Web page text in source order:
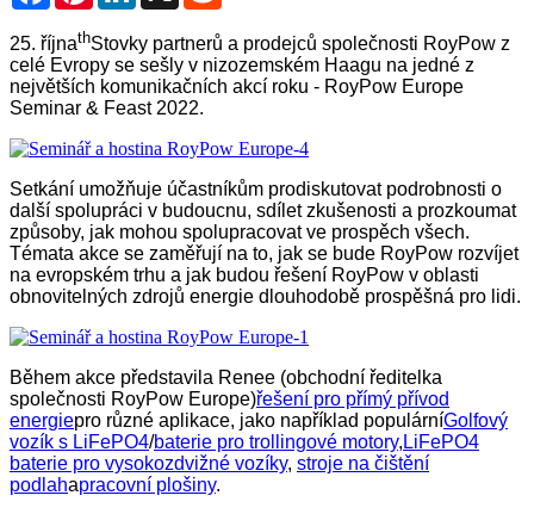
25. říjnathStovky partnerů a prodejců společnosti RoyPow z
celé Evropy se sešly v nizozemském Haagu na jedné z
největších komunikačních akcí roku - RoyPow Europe
Seminar & Feast 2022.
Setkání umožňuje účastníkům prodiskutovat podrobnosti o
další spolupráci v budoucnu, sdílet zkušenosti a prozkoumat
způsoby, jak mohou spolupracovat ve prospěch všech.
Témata akce se zaměřují na to, jak se bude RoyPow rozvíjet
na evropském trhu a jak budou řešení RoyPow v oblasti
obnovitelných zdrojů energie dlouhodobě prospěšná pro lidi.
Během akce představila Renee (obchodní ředitelka
společnosti RoyPow Europe)řešení pro přímý přívod
energiepro různé aplikace, jako například populárníGolfový
vozík s LiFePO4/baterie pro trollingové motory, LiFePO4
baterie pro vysokozdvižné vozíky, stroje na čištění
podlahapracovní plošiny.